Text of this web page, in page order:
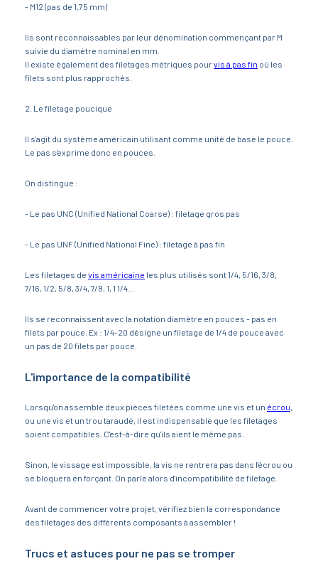
- M12 (pas de 1,75 mm)
Ils sont reconnaissables par leur dénomination commençant par M
suivie du diamètre nominal en mm.
Il existe également des filetages métriques pourvis à pas fin où les
filets sont plus rapprochés.
2. Le filetage poucique
Il s'agit du système américain utilisant comme unité de base le pouce.
Le pas s'exprime donc en pouces.
On distingue :
- Le pas UNC (Unified National Coarse) : filetage gros pas
- Le pas UNF (Unified National Fine) : filetage à pas fin
Les filetages de vis américaine les plus utilisés sont 1/4, 5/16, 3/8,
7/16, 1/2, 5/8, 3/4, 7/8, 1, 1 1/4…
Ils se reconnaissent avec la notation diamètre en pouces - pas en
filets par pouce. Ex : 1/4-20 désigne un filetage de 1/4 de pouce avec
un pas de 20 filets par pouce.
L'importance de la compatibilité
Lorsqu'on assemble deux pièces filetées comme une vis et un écrou,
ou une vis et un trou taraudé, il est indispensable que les filetages
soient compatibles. C'est-à-dire qu'ils aient le même pas.
Sinon, le vissage est impossible, la vis ne rentrera pas dans l'écrou ou
se bloquera en forçant. On parle alors d'incompatibilité de filetage.
Avant de commencer votre projet, vérifiez bien la correspondance
des filetages des différents composants à assembler !
Trucs et astuces pour ne pas se tromper